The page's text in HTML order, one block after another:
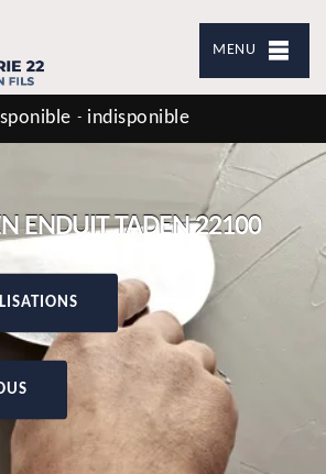
MENU
- indisponible
ENDUIT TADEN 22100